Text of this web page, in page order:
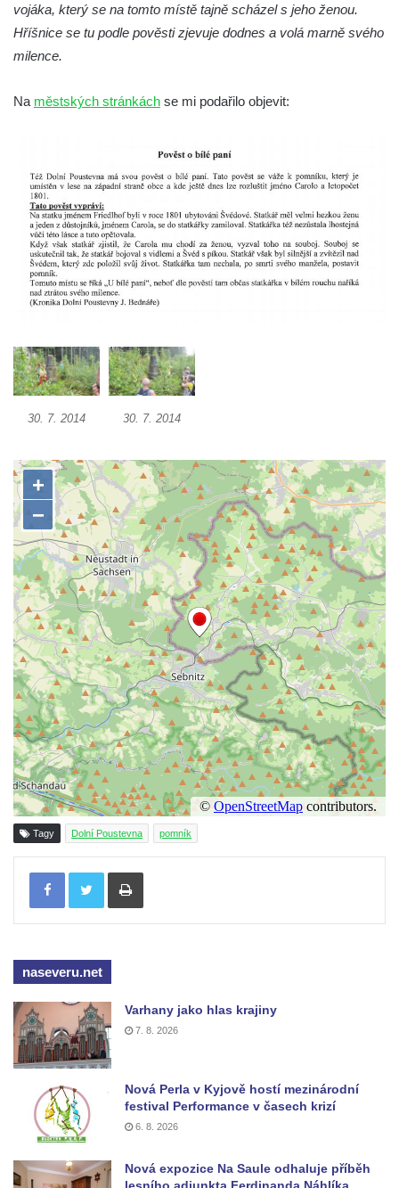
Socha Včela v ZOO Hluboká
Socha Housenka v ZOO Hluboká
Socha Rosomák v ZOO Hluboká
Socha Volavka v ZOO Hluboká
Flamingo trůn v ZOO Hluboká
Lavička Kůň Převalského v ZOO Hluboká
Lysá nad Labem, barokní město Šporkovo
Socha Opičákovník v ZOO Hluboká
Socha Mystik v ZOO Hluboká
Reliéf Rodina a práce na budově záložny
čp. 69/1 v Českých Budějovicích
Českých Budějovicích
Socha Krista klesajícího pod křížem u
kostela svatého Mikuláše v Českých
Budějovicích
Socha svatého Jana Nepomuckého u
kostela svaté Rodiny v Českých
Budějovicích
Socha S tebou v parku na Senovážném
náměstí v Českých Budějovicích
Socha Tornádo v parku na Senovážném
náměstí v Českých Budějovicích
Sousoší Humanoidi na Lannově třídě v
Českých Budějovicích
Pomník Vojtěcha Adalberta Lanny v parku
Na Sadech v Českých Budějovicích
Pomník Přemysla Otakara II. v parku Na
Socha Mateřství v parku Na Sadech v
Sadech v Českých Budějovicích
Pražské třídě v Českých Budějovicích
Socha Civilizovaní na Husově třídě v
Českých Budějovicích
Socha svatého Jana Nepomuckého Na
Sadech u Mlýnské stoky v Českých
Budějovicích
Sochy brouků u Mlýnské stoky v Českých
vojáka, který se na tomto místě tajně scházel s jeho ženou.
Hříšnice se tu podle pověsti zjevuje dodnes a volá marně svého
milence.
Na městských stránkách se mi podařilo objevit:
30. 7. 2014 30. 7. 2014
Tagy Dolní Poustevna pomník
Tisknout
naseveru.net
Varhany jako hlas krajiny
7. 8. 2026
Nová Perla v Kyjově hostí mezinárodní
festival Performance v časech krizí
6. 8. 2026
Nová expozice Na Saule odhaluje příběh
lesního adjunkta Ferdinanda Náhlíka